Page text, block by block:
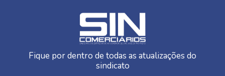
Fique por dentro de todas as atualizações do
sindicato